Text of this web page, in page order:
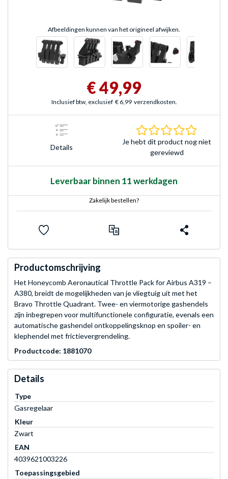
Afbeeldingen kunnen van het origineel afwijken.
€ 49,99
Inclusief btw, exclusief € 6,99 verzendkosten.
Details
Je hebt dit product nog niet
gereviewd
Leverbaar binnen 11 werkdagen
Zakelijk bestellen?
Productomschrijving
Het Honeycomb Aeronautical Throttle Pack for Airbus A319 –
A380, breidt de mogelijkheden van je vliegtuig uit met het
Bravo Throttle Quadrant. Twee- en viermotorige gashendels
zijn inbegrepen voor multifunctionele configuratie, evenals een
automatische gashendel ontkoppelingsknop en spoiler- en
klephendel met frictievergrendeling.
Productcode: 1881070
Details
Type
Gasregelaar
Kleur
Zwart
EAN
4039621003226
Toepassingsgebied